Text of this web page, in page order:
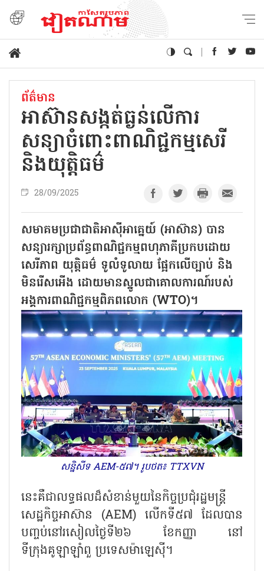
ព័ត៌មាន
អាស៊ានសង្កត់ធ្ងន់លើការ
សន្យាចំពោះពាណិជ្ជកម្មសេរី
និងយុត្តិធម៌
28/09/2025
សមាគមប្រជាជាតិអាស៊ីអាគ្នេយ៍ (អាស៊ាន) បាន
សន្យារក្សាប្រព័ន្ធពាណិជ្ជកម្មពហុភាគីប្រកបដោយ
សេរីភាព យុត្តិធម៌ ទូលំទូលាយ ផ្អែកលើច្បាប់ និង
មិនរើសអើង ដោយមានស្នូលជាគោលការណ៍របស់
អង្គការពាណិជ្ជកម្មពិភពលោក (WTO)។
សន្និសីទ AEM-៥៧។ រូបថត៖ TTXVN
នេះគឺជាលទ្ធផលដ៏សំខាន់មួយនៃកិច្ចប្រជុំរដ្ឋមន្ត្រី
សេដ្ឋកិច្ចអាស៊ាន (AEM) លើកទី៥៧ ដែលបាន
បញ្ចប់នៅរសៀលថ្ងៃទី២៦ ខែកញ្ញា នៅ
ទីក្រុងគូឡាឡាំពួ ប្រទេសម៉ាឡេស៊ី។